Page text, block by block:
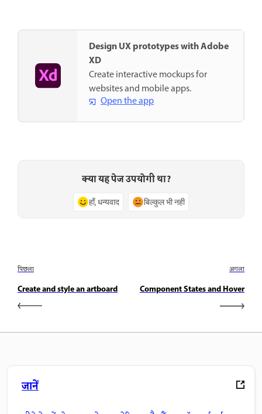
Design UX prototypes with Adobe
XD
Create interactive mockups for
websites and mobile apps.
Open the app
क्या यह पेज उपयोगी था?
हाँ, धन्यवाद बिल्कुल भी नहीं
पिछला
Create and style an artboard
अगला
Component States and Hover
जानें